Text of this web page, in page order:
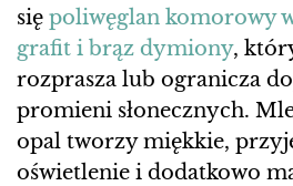
się poliwęglan komorowy
grafit i brąz dymiony,
rozprasza lub ogranicza
promieni słonecznych.
opal tworzy miękkie,
oświetlenie i dodatkowo